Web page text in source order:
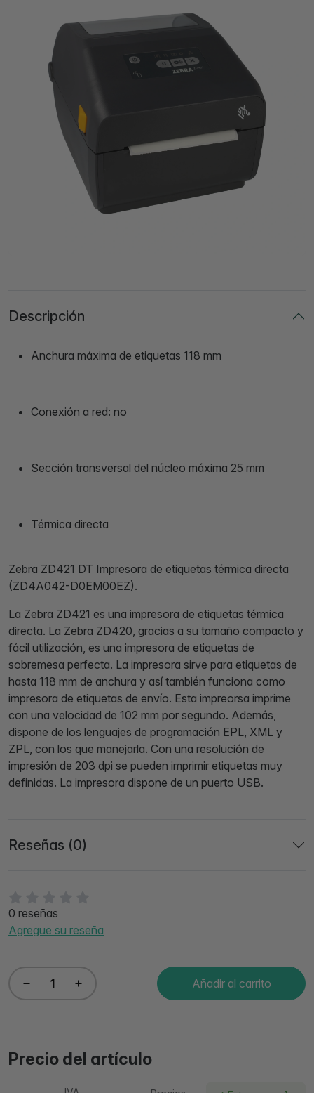
0 reseñas
Agregue su reseña
Añadir al carrito
Precio del artículo
Descripción
Anchura máxima de etiquetas 118 mm
Conexión a red: no
Sección transversal del núcleo máxima 25 mm
Térmica directa
Zebra ZD421 DT Impresora de etiquetas térmica directa
(ZD4A042-D0EM00EZ).
La Zebra ZD421 es una impresora de etiquetas térmica
directa. La Zebra ZD420, gracias a su tamaño compacto y
fácil utilización, es una impresora de etiquetas de
sobremesa perfecta. La impresora sirve para etiquetas de
hasta 118 mm de anchura y así también funciona como
impresora de etiquetas de envío. Esta impreorsa imprime
con una velocidad de 102 mm por segundo. Además,
dispone de los lenguajes de programación EPL, XML y
ZPL, con los que manejarla. Con una resolución de
impresión de 203 dpi se pueden imprimir etiquetas muy
definidas. La impresora dispone de un puerto USB.
Reseñas (0)